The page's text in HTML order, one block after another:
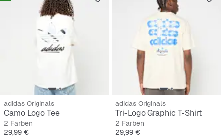
adidas Originals
Camo Logo Tee
2 Farben
Preis
29,99 €
adidas Originals
Tri-Logo Graphic T-Shirt
2 Farben
Preis
29,99 €